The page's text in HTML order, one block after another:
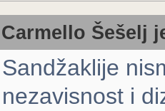
Carmello Šešelj
Sandžaklije
nezavisnost i